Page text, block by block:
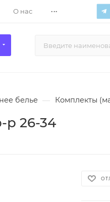
О нас ...
белье — Комплекты
р 26-34